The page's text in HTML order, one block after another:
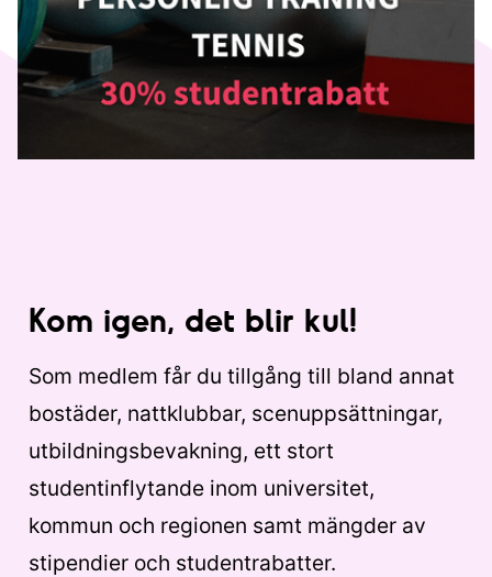
Kom igen, det blir kul!
Som medlem får du tillgång till bland annat
bostäder, nattklubbar, scenuppsättningar,
utbildningsbevakning, ett stort
studentinflytande inom universitet,
kommun och regionen samt mängder av
stipendier och studentrabatter.